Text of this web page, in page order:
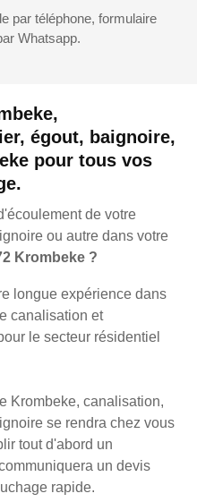
égout, baignoire,
pour tous vos
de votre
ou autre dans votre
Krombeke ?
longue expérience dans
canalisation et
le secteur résidentiel
Krombeke, canalisation,
se rendra chez vous
tout d'abord un
un devis
rapide.
par téléphone, formulaire
Whatsapp.